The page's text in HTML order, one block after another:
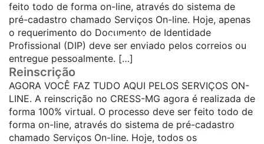
feito todo de forma on-line, através do sistema de
pré-cadastro chamado Serviços On-line. Hoje, apenas
o requerimento do Documento de Identidade
Profissional (DIP) deve ser enviado pelos correios ou
entregue pessoalmente. […]
SAIBA MAIS...
Reinscrição
AGORA VOCÊ FAZ TUDO AQUI PELOS SERVIÇOS ON-
LINE. A reinscrição no CRESS-MG agora é realizada de
forma 100% virtual. O processo deve ser feito todo de
forma on-line, através do sistema de pré-cadastro
chamado Serviços On-line. Hoje, todos os